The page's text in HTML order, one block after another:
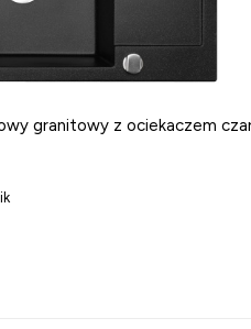
granitowy z ociekaczem